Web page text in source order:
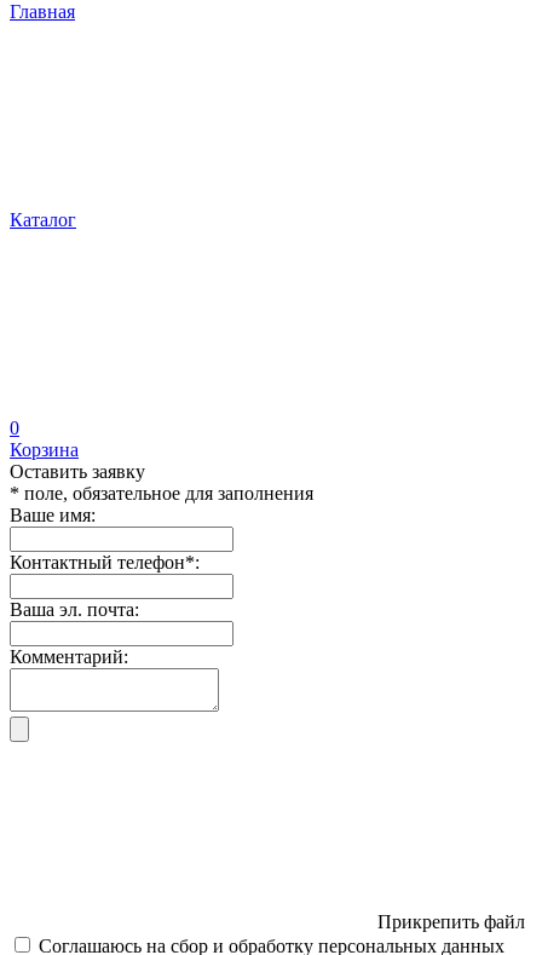
Главная
Каталог
0
Корзина
Оставить заявку
* поле, обязательное для заполнения
Ваше имя:
Контактный телефон*:
Ваша эл. почта:
Комментарий:
Прикрепить файл
Соглашаюсь на сбор и обработку персональных данных